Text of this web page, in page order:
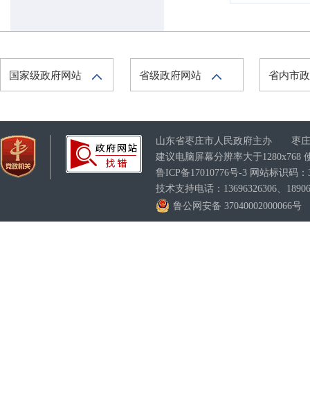
国家级政府网站 省级政府网站 省内市
山东省枣庄市人民政府主办 枣庄
建议电脑屏幕分辨率大于1280x768
鲁ICP备17010776号-3 网站标识码：
技术支持电话：13696326306、
鲁公网安备 37040002000066号